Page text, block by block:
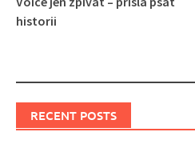
historii
RECENT POSTS